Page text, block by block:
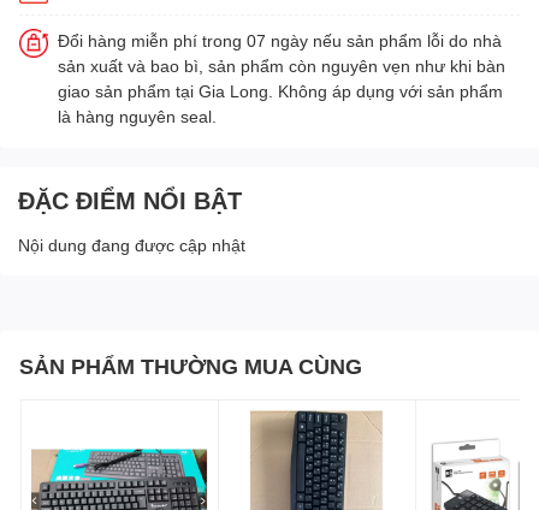
Đổi hàng miễn phí trong 07 ngày nếu sản phẩm lỗi do nhà
sản xuất và bao bì, sản phẩm còn nguyên vẹn như khi bàn
giao sản phẩm tại Gia Long. Không áp dụng với sản phẩm
là hàng nguyên seal.
ĐẶC ĐIỂM NỔI BẬT
Nội dung đang được cập nhật
SẢN PHẨM THƯỜNG MUA CÙNG